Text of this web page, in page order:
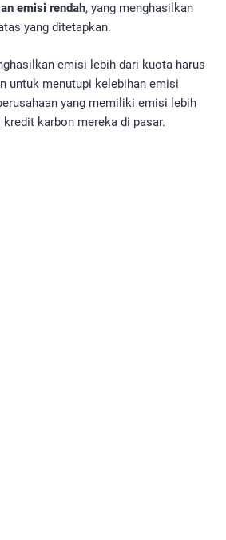
emisi rendah, yang menghasilkan
yang ditetapkan.
emisi lebih dari kuota harus
untuk menutupi kelebihan emisi
yang memiliki emisi lebih
karbon mereka di pasar.